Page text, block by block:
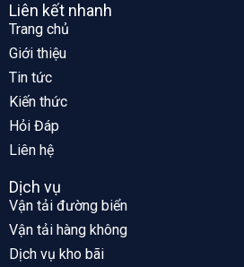
Liên kết nhanh
Trang chủ
Giới thiệu
Tin tức
Kiến thức
Hỏi Đáp
Liên hệ
Dịch vụ
Vận tải đường biển
Vận tải hàng không
Dịch vụ kho bãi